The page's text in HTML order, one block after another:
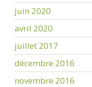
juin 2020
avril 2020
juillet 2017
décembre 2016
novembre 2016